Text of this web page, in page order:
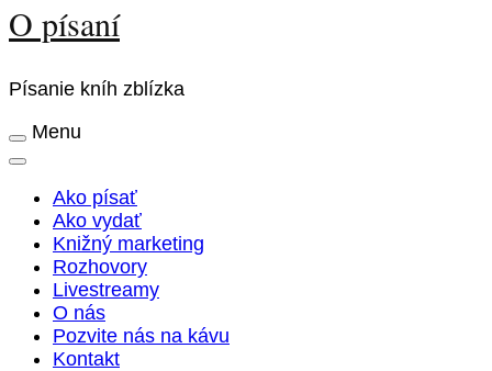
O písaní
Písanie kníh zblízka
Menu
Ako písať
Ako vydať
Knižný marketing
Rozhovory
Livestreamy
O nás
Pozvite nás na kávu
Kontakt